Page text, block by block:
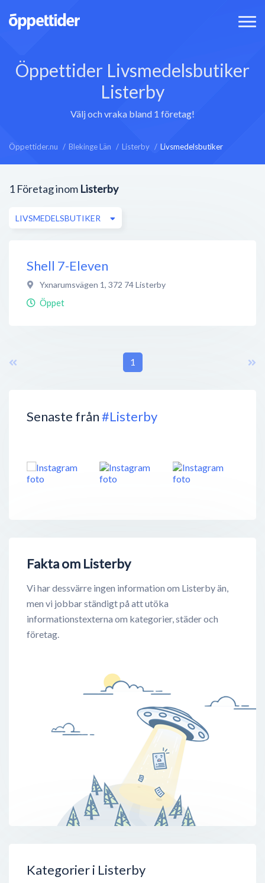
Öppettider Livsmedelsbutiker
Listerby
Välj och vraka bland 1 företag!
Öppettider.nu Blekinge Län Listerby Livsmedelsbutiker
Senaste från#Listerby
Fakta om Listerby
Vi har dessvärre ingen information om Listerby än,
men vi jobbar ständigt på att utöka
informationstexterna om kategorier, städer och
företag.
Kategorier i Listerby
1 Företag inom Listerby
LIVSMEDELSBUTIKER
Shell 7-Eleven
Yxnarumsvägen 1, 372 74Listerby
Öppet
1